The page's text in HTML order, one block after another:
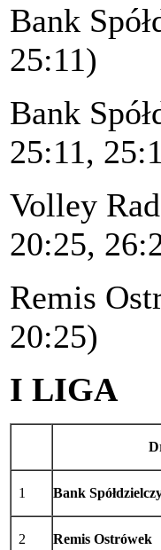
Bank
25:11)
Bank
25:11,
Volley
20:25,
Remis
20:25)
I LIGA
1 Bank
2 Remis Ostrówek